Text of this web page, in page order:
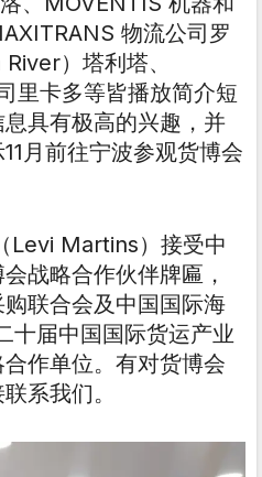
物流公司罗
）塔利塔、
里卡多等皆播放简介短
具有极高的兴趣，并
月前往宁波参观货博会
Levi Martins）接受中
战略合作伙伴牌匾，
联合会及中国国际海
十届中国国际货运产业
作单位。有对货博会
系我们。